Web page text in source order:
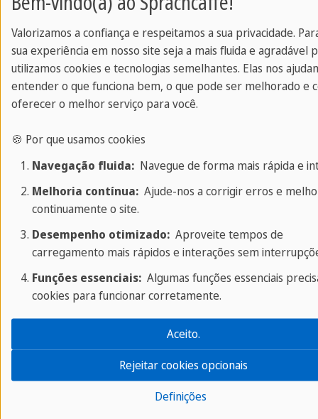
vídeo é carregado e reproduzido pelo fornecedor terceirizado.
Os professores são muito legais e divertidos e
interessante para nós. É muito legal.
- Elina, Participante da Viagem de Idioma a
Malta
vídeo é carregado e reproduzido pelo fornecedor terceirizado.
Valorizamos a confiança e respeitamos a sua privacidade.
sua experiência em nosso site seja a mais fluida e agradável
utilizamos cookies e tecnologias semelhantes. Elas nos
entender o que funciona bem, o que pode ser melhorado e
oferecer o melhor serviço para você.
🍪 Por que usamos cookies
Navegação fluida:Navegue de forma mais rápida e
Melhoria contínua:Ajude-nos a corrigir erros e
continuamente o site.
Desempenho otimizado:Aproveite tempos de
carregamento mais rápidos e interações sem
Funções essenciais:Algumas funções essenciais
cookies para funcionar corretamente.
Definições
Rejeitar cookies opcionais
Aceito.